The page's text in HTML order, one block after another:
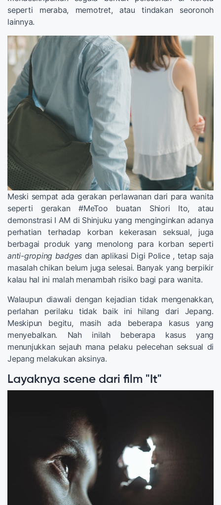
seperti meraba, memotret, atau tindakan seoronoh
lainnya.
Meski sempat ada gerakan perlawanan dari para wanita
seperti gerakan #MeToo buatan Shiori Ito, atau
demonstrasi I AM di Shinjuku yang menginginkan adanya
perhatian terhadap korban kekerasan seksual, juga
berbagai produk yang menolong para korban seperti
anti-groping badges dan aplikasi Digi Police , tetap saja
masalah chikan belum juga selesai. Banyak yang berpikir
kalau hal ini malah menambah risiko bagi para wanita.
Walaupun diawali dengan kejadian tidak mengenakkan,
perlahan perilaku tidak baik ini hilang dari Jepang.
Meskipun begitu, masih ada beberapa kasus yang
menyebalkan. Nah inilah beberapa kasus yang
menunjukkan sejauh mana pelaku pelecehan seksual di
Jepang melakukan aksinya.
Layaknya scene dari film "It"